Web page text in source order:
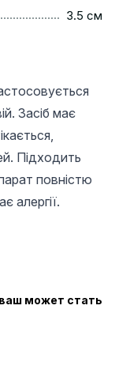
3.5 см
Засіб має
Підходить
повністю
алергії.
может стать